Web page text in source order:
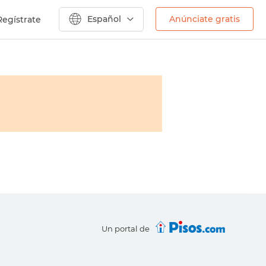
Español Anúnciate gratis
Un portal de